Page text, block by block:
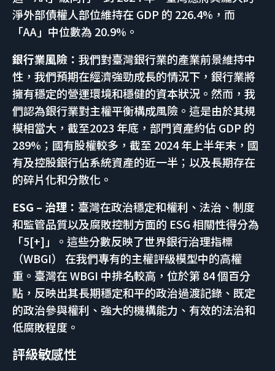
淨外部債權人部位維持在 GDP 的 226.4%，而
「AA」中位數為 20.9%。
銀行業風險： 我們對臺灣銀行業的產業前景維持中
性，我們預期在經濟強勁成長的情況下，銀行業將
擁有穩定的營運環境和穩健的資本狀況。然而，我
們認為銀行業對主權平衡構成風險。這是由於其規
模相當大，截至2023 年底，部門資產約佔 GDP 的
289%；國有股權較多，截至 2024 年上半年末，國
有及控股銀行佔系統資產的近一半；以及長期存在
的碎片化和分散化。
ESG – 治理： 臺灣在政治穩定和權利、法治、制度
和監管品質以及腐敗控制方面的 ESG 相關性得分為
「5[+]」。這些分數反映了世界銀行治理指標
（WBGI） 在我們專有的主權評級模型中的高權
重。臺灣在 WBGI 中排名較高，位於第 84 個百分
點，反映出其長期穩定和平的政治過渡記錄、既定
的政治參與權利、強大的機構能力、有效的法治和
低腐敗程度。
評級敏感性